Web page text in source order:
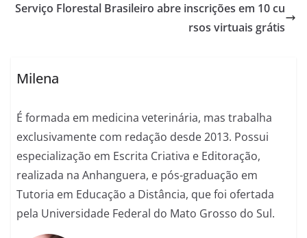
Serviço Florestal Brasileiro abre inscrições em 10 cu
rsos virtuais grátis
Milena
É formada em medicina veterinária, mas trabalha
exclusivamente com redação desde 2013. Possui
especialização em Escrita Criativa e Editoração,
realizada na Anhanguera, e pós-graduação em
Tutoria em Educação a Distância, que foi ofertada
pela Universidade Federal do Mato Grosso do Sul.